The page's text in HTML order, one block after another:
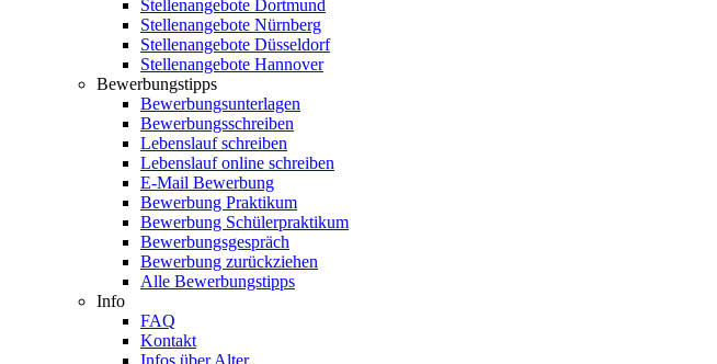
Stellenangebote Dortmund
Stellenangebote Nürnberg
Stellenangebote Düsseldorf
Stellenangebote Hannover
Bewerbungstipps
Bewerbungsunterlagen
Bewerbungsschreiben
Lebenslauf schreiben
Lebenslauf online schreiben
E-Mail Bewerbung
Bewerbung Praktikum
Bewerbung Schülerpraktikum
Bewerbungsgespräch
Bewerbung zurückziehen
Alle Bewerbungstipps
Info
FAQ
Kontakt
Infos über Alter